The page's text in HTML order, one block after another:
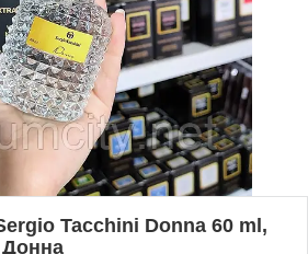
Tacchini Donna 60 ml,
Донна